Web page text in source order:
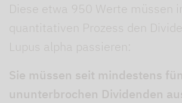
Diese etwa 950 Werte müssen
quantitativen Prozess den
Lupus alpha passieren:
Sie müssen seit mindestens
ununterbrochen Dividenden